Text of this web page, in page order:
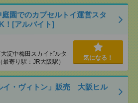
園でのカプセルトイ運営スタ
！[アルバイト]
淀中梅田スカイビルタ
寄り駅：JR大阪駅）
気になる！
イ・ヴィトン」販売 大阪ヒル